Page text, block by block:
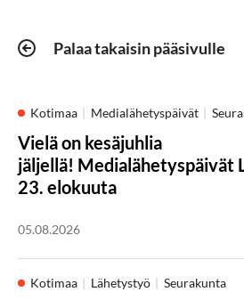
Palaa takaisin pääsivulle
Kotimaa Medialähetyspäivät
Vielä on kesäjuhlia
jäljellä! Medialähetyspäivät
23. elokuuta
05.08.2026
Kotimaa Lähetystyö Seurakunta